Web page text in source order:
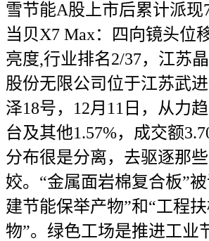
雪节能A股上市后累计派现
当贝X7 Max：四向镜头位
亮度,行业排名2/37，江苏
股份无限公司位于江苏武
泽18号，12月11日，从力
台及其他1.57%，成交额
分布很是分离，去驱逐那
姣。“金属面岩棉复合板”
建节能保举产物”和“工程
物”。绿色工场是推进工业